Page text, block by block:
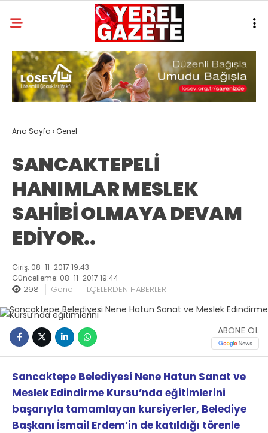
Ana Sayfa ›Genel
SANCAKTEPELİ
HANIMLAR MESLEK
SAHİBİ OLMAYA DEVAM
EDİYOR..
Giriş: 08-11-2017 19:43
Güncelleme: 08-11-2017 19:44
298 Genel İLÇELERDEN HABERLER
ABONE OL
Sancaktepe Belediyesi Nene Hatun Sanat ve
Meslek Edindirme Kursu’nda eğitimlerini
başarıyla tamamlayan kursiyerler, Belediye
Başkanı İsmail Erdem’in de katıldığı törenle